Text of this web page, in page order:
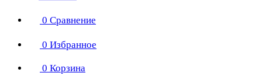
0 Сравнение
0 Избранное
0 Корзина